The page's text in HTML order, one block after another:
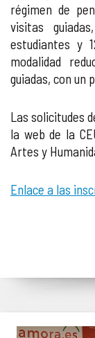
régimen de
visitas
estudiantes y
modalidad
guiadas, con un
Las solicitudes
la web de la
Artes y
Enlace a las